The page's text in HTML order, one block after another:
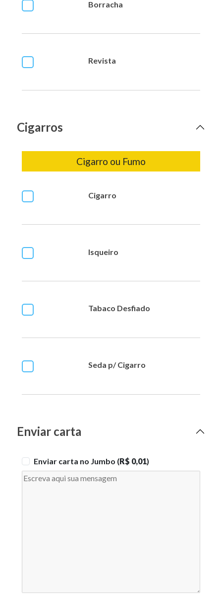
Borracha
Revista
Cigarros
Cigarro ou Fumo
Cigarro
Isqueiro
Tabaco Desfiado
Seda p/ Cigarro
Enviar carta
Enviar carta no Jumbo (R$ 0,01)